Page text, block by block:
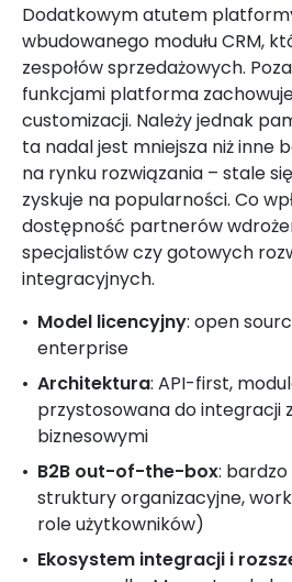
Dodatkowym atutem
wbudowanego modułu CRM,
zespołów sprzedażowych.
funkcjami platforma
customizacji. Należy jednak
ta nadal jest mniejsza niż inne
na rynku rozwiązania – stale
zyskuje na popularności. Co
dostępność partnerów
specjalistów czy gotowych
integracyjnych.
Model licencyjny: open
enterprise
Architektura: API-first,
przystosowana do integracji
biznesowymi
B2B out-of-the-box:
struktury organizacyjne,
role użytkowników)
Ekosystem integracji i